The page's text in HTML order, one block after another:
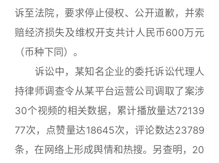
诉至法院，要求停止侵权、公开道歉，并索
赔经济损失及维权开支共计人民币600万元
（币种下同）。
诉讼中，某知名企业的委托诉讼代理人
持律师调查令从某平台运营公司调取了案涉
30个视频的相关数据，累计播放量达72139
77次，点赞量达18645次，评论数达23789
条，在网络上形成舆情和热搜。另查明，20